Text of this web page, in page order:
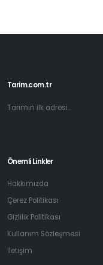
Tarim.com.tr
Tarımın ilk adresi...
Önemli Linkler
Hakkımızda
Çerez Politikası
Gizlilik Politikası
Kullanım Sözleşmesi
İletişim